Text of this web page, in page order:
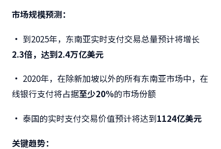
市场规模预测：
• 到2025年，东南亚实时支付交易总量预计将增长
2.3倍，达到2.4万亿美元
• 2020年，在除新加坡以外的所有东南亚市场中，在
线银行支付将占据至少20%的市场份额
• 泰国的实时支付交易价值预计将达到1124亿美元
关键趋势：